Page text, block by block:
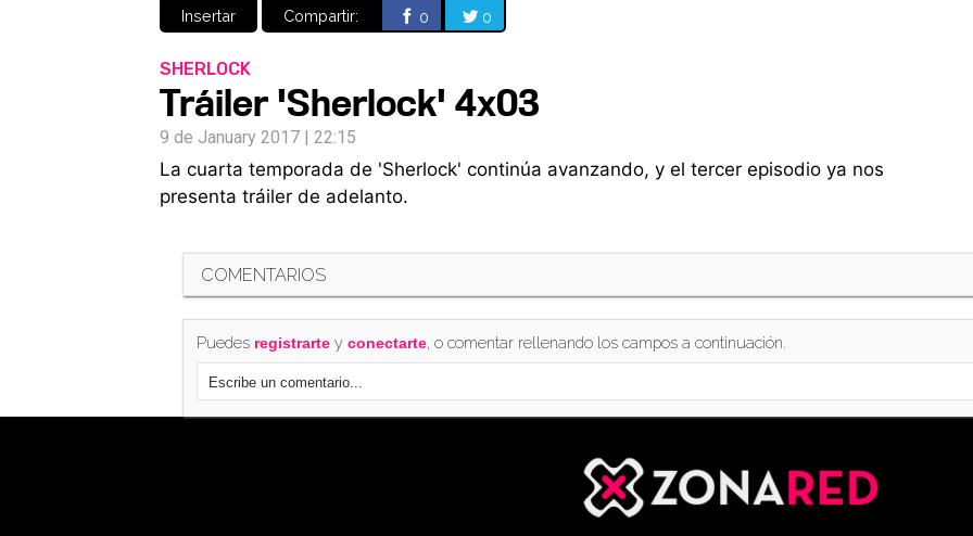
Insertar Compartir: 0 0
SHERLOCK
Tráiler 'Sherlock' 4x03
9 de January 2017 | 22:15
La cuarta temporada de 'Sherlock' continúa avanzando, y el tercer episodio ya nos
presenta tráiler de adelanto.
COMENTARIOS
Puedes registrartey conectarte, o comentar rellenando los campos a continuación.